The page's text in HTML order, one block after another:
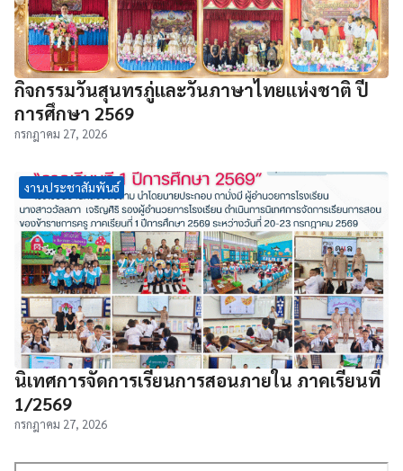
กิจกรรมวันสุนทรภู่และวันภาษาไทยแห่งชาติ ปี
การศึกษา 2569
กรกฎาคม 27, 2026
งานประชาสัมพันธ์
นิเทศการจัดการเรียนการสอนภายใน ภาคเรียนที่
1/2569
กรกฎาคม 27, 2026